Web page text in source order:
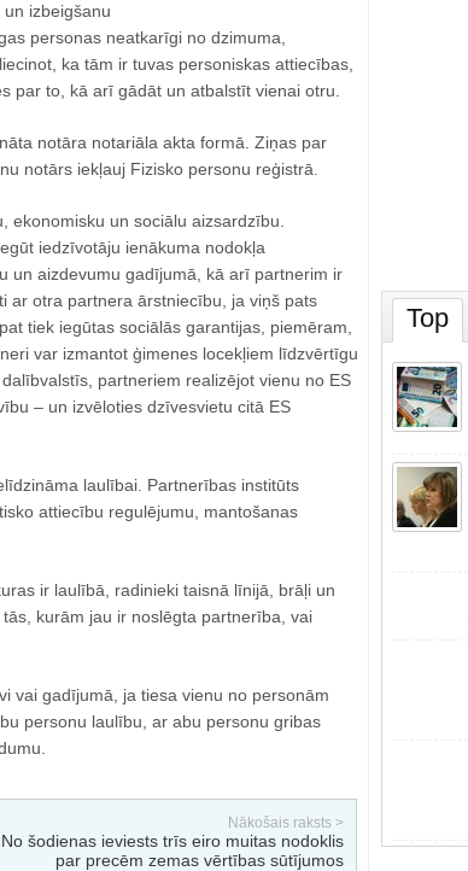
izbeigšanu
personas neatkarīgi no dzimuma,
ka tām ir tuvas personiskas attiecības,
par to, kā arī gādāt un atbalstīt vienai otru.
notāra notariāla akta formā. Ziņas par
notārs iekļauj Fizisko personu reģistrā.
ekonomisku un sociālu aizsardzību.
iedzīvotāju ienākuma nodokļa
un aizdevumu gadījumā, kā arī partnerim ir
ar otra partnera ārstniecību, ja viņš pats
tiek iegūtas sociālās garantijas, piemēram,
var izmantot ģimenes locekļiem līdzvērtīgu
partneriem realizējot vienu no ES
– un izvēloties dzīvesvietu citā ES
laulībai. Partnerības institūts
attiecību regulējumu, mantošanas
ir laulībā, radinieki taisnā līnijā, brāļi un
kurām jau ir noslēgta partnerība, vai
vai gadījumā, ja tiesa vienu no personām
personu laulību, ar abu personu gribas
Nākošais raksts >
No šodienas ieviests trīs eiro muitas nodoklis
par precēm zemas vērtības sūtījumos
Top